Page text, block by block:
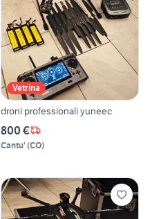
Vetrina
droni professionali yuneec
800 €
Cantu' (CO)